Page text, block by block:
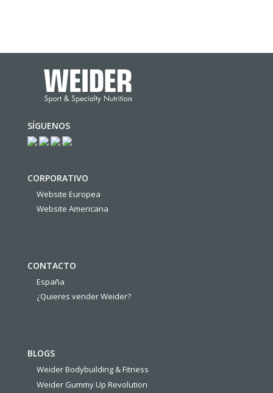
SÍGUENOS
CORPORATIVO
Website Europea
Website Americana
CONTACTO
España
¿Quieres vender Weider?
BLOGS
Weider Bodybuilding & Fitness
Weider Gummy Up Revolution